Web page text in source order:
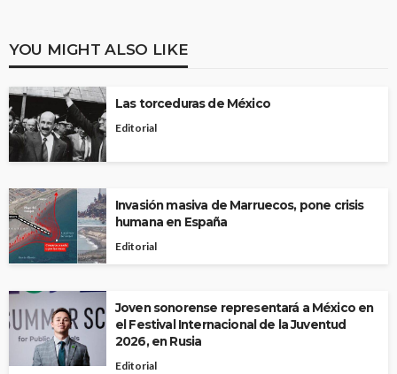
YOU MIGHT ALSO LIKE
Las torceduras de México
Editorial
Invasión masiva de Marruecos, pone crisis
humana en España
Editorial
Joven sonorense representará a México en
el Festival Internacional de la Juventud
2026, en Rusia
Editorial